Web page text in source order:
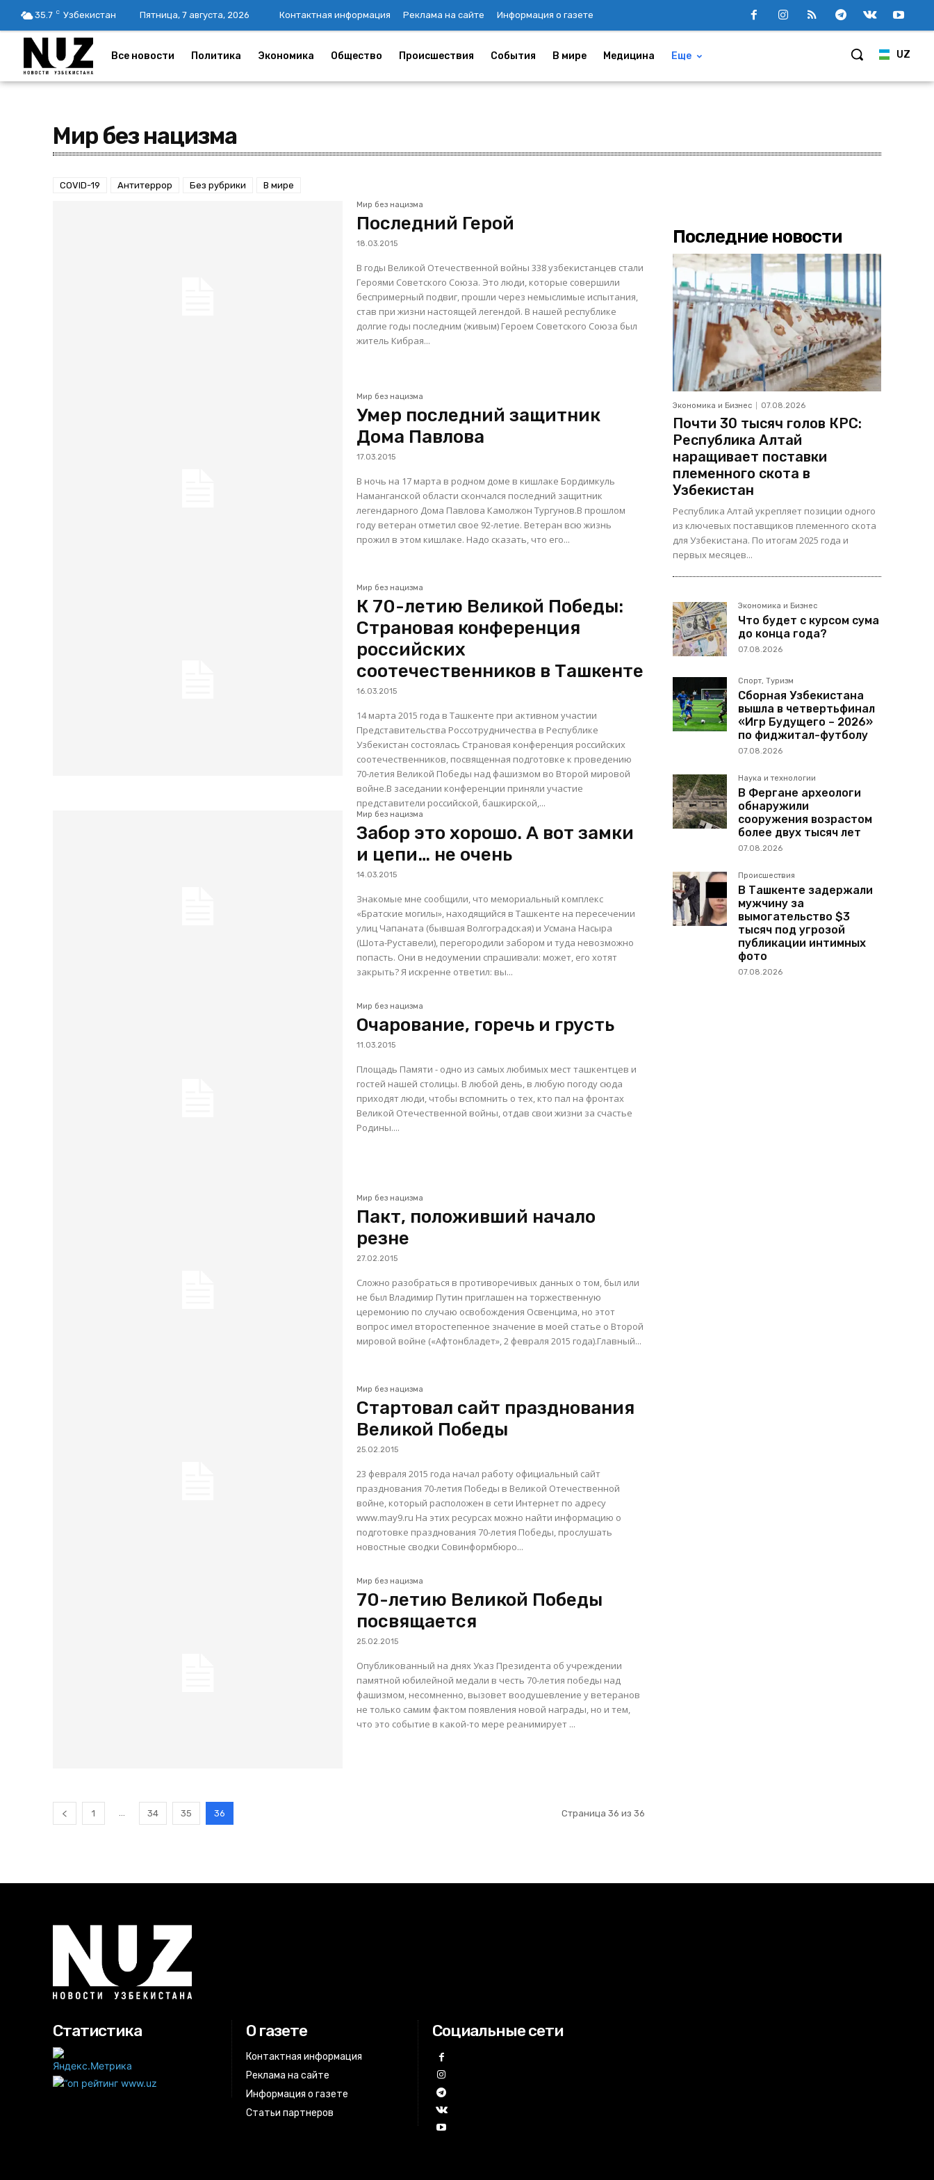
35.7 C Узбекистан Пятница, 7 августа, 2026 Контактная информация Реклама на сайте Информация о газете
UZ
Все новости Политика Экономика Общество Происшествия События В мире Медицина Еще
Мир без нацизма
COVID-19 Антитеррор Без рубрики В мире
Мир без нацизма
Последний Герой
18.03.2015
В годы Великой Отечественной войны 338 узбекистанцев стали
Героями Советского Союза. Это люди, которые совершили
беспримерный подвиг, прошли через немыслимые испытания,
став при жизни настоящей легендой. В нашей республике
долгие годы последним (живым) Героем Советского Союза был
житель Кибрая...
Мир без нацизма
Умер последний защитник
Дома Павлова
17.03.2015
В ночь на 17 марта в родном доме в кишлаке Бордимкуль
Наманганской области скончался последний защитник
легендарного Дома Павлова Камолжон Тургунов.В прошлом
году ветеран отметил свое 92-летие. Ветеран всю жизнь
прожил в этом кишлаке. Надо сказать, что его...
Мир без нацизма
К 70-летию Великой Победы:
Страновая конференция
российских
соотечественников в Ташкенте
16.03.2015
14 марта 2015 года в Ташкенте при активном участии
Представительства Россотрудничества в Республике
Узбекистан состоялась Страновая конференция российских
соотечественников, посвященная подготовке к проведению
70-летия Великой Победы над фашизмом во Второй мировой
войне.В заседании конференции приняли участие
представители российской, башкирской,...
Мир без нацизма
Забор это хорошо. А вот замки
и цепи… не очень
14.03.2015
Знакомые мне сообщили, что мемориальный комплекс
«Братские могилы», находящийся в Ташкенте на пересечении
улиц Чапаната (бывшая Волгоградская) и Усмана Насыра
(Шота-Руставели), перегородили забором и туда невозможно
попасть. Они в недоумении спрашивали: может, его хотят
закрыть? Я искренне ответил: вы...
Мир без нацизма
Очарование, горечь и грусть
11.03.2015
Площадь Памяти - одно из самых любимых мест ташкентцев и
гостей нашей столицы. В любой день, в любую погоду сюда
приходят люди, чтобы вспомнить о тех, кто пал на фронтах
Великой Отечественной войны, отдав свои жизни за счастье
Родины....
Мир без нацизма
Пакт, положивший начало
резне
27.02.2015
Сложно разобраться в противоречивых данных о том, был или
не был Владимир Путин приглашен на торжественную
церемонию по случаю освобождения Освенцима, но этот
вопрос имел второстепенное значение в моей статье о Второй
мировой войне («Афтонбладет», 2 февраля 2015 года).Главный...
Мир без нацизма
Стартовал сайт празднования
Великой Победы
25.02.2015
23 февраля 2015 года начал работу официальный сайт
празднования 70-летия Победы в Великой Отечественной
войне, который расположен в сети Интернет по адресу
www.may9.ru На этих ресурсах можно найти информацию о
подготовке празднования 70-летия Победы, прослушать
новостные сводки Совинформбюро...
Мир без нацизма
70-летию Великой Победы
посвящается
25.02.2015
Опубликованный на днях Указ Президента об учреждении
памятной юбилейной медали в честь 70-летия победы над
фашизмом, несомненно, вызовет воодушевление у ветеранов
не только самим фактом появления новой награды, но и тем,
что это событие в какой-то мере реанимирует ...
1 ... 34 35 36 Страница 36 из 36
Последние новости
Экономика и Бизнес 07.08.2026
Почти 30 тысяч голов КРС:
Республика Алтай
наращивает поставки
племенного скота в
Узбекистан
Республика Алтай укрепляет позиции одного
из ключевых поставщиков племенного скота
для Узбекистана. По итогам 2025 года и
первых месяцев...
Экономика и Бизнес
Что будет с курсом сума
до конца года?
07.08.2026
Спорт, Туризм
Сборная Узбекистана
вышла в четвертьфинал
«Игр Будущего – 2026»
по фиджитал-футболу
07.08.2026
Наука и технологии
В Фергане археологи
обнаружили
сооружения возрастом
более двух тысяч лет
07.08.2026
Происшествия
В Ташкенте задержали
мужчину за
вымогательство $3
тысяч под угрозой
публикации интимных
фото
07.08.2026
Статистика О газете
Контактная информация
Реклама на сайте
Информация о газете
Статьи партнеров
Социальные сети